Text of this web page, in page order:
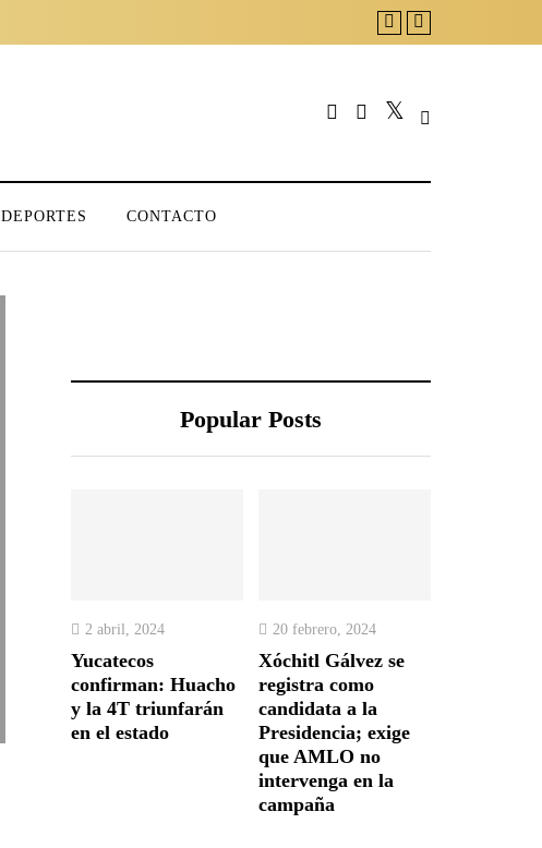
DEPORTES CONTACTO
Popular Posts
2 abril, 2024
Yucatecos
confirman: Huacho
y la 4T triunfarán
en el estado
20 febrero, 2024
Xóchitl Gálvez se
registra como
candidata a la
Presidencia; exige
que AMLO no
intervenga en la
campaña